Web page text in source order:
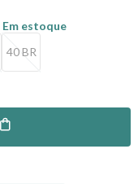
40 BR
Em estoque